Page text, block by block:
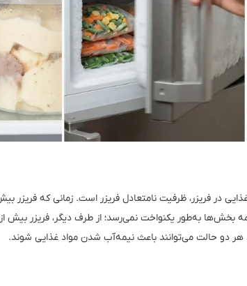
در فریزر، ظرفیت نامتعادل فریزر است. زمانی که فریزر
به‌طور یکنواخت نمی‌رسد؛ از طرف دیگر، فریزر بیش از
دو حالت می‌توانند باعث نیمه‌آب شدن مواد غذایی شوند.